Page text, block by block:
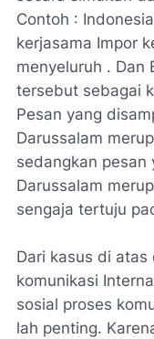
Contoh :
kerjasama Impor
menyeluruh . Dan
tersebut sebagai
Pesan yang
Darussalam
sedangkan pesan
Darussalam
sengaja tertuju
Dari kasus di
komunikasi
sosial proses
lah penting.